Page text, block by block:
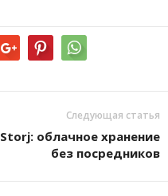
Следующая статья
Storj: облачное хранение
без посредников